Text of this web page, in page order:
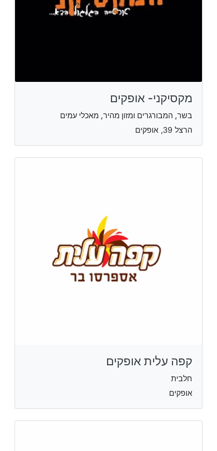
מקסיקני- אופקים
בשר, המבורגרים ומזון מהיר, מאכלי עמים
הרצל 39, אופקים
קפה עלית אופקים
חלבית
אופקים